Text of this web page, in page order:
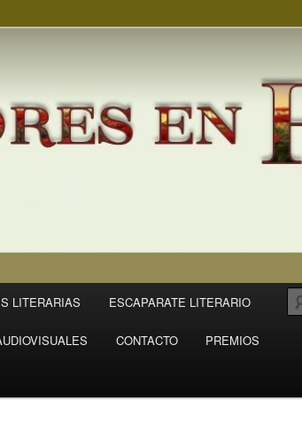
LITERARIAS ESCAPARATE LITERARIO
CONTACTO PREMIOS